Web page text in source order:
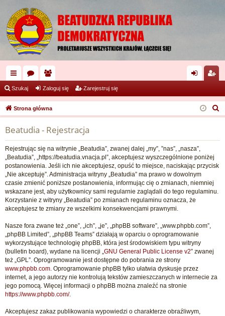
ię
ce
j
…
or
a
ży
tk
o
w
ni
cy
og
uj
ę
ej
es
si
Szukaj Zaloguj się Zarejestruj się
Strona główna
z
Beatudia - Rejestracja
Rejestrując się na witrynie „Beatudia”, zwanej dalej „my”, ”nas”, „nasza”,
„Beatudia”, „https://beatudia.vnacja.pl”, akceptujesz wyszczególnione poniżej
postanowienia. Jeśli ich nie akceptujesz, opuść to miejsce, naciskając przycisk
„Nie akceptuję”. Administracja witryny „Beatudia” ma prawo w dowolnym
czasie zmienić poniższe postanowienia, informując cię o zmianach, niemniej
wskazane jest, aby użytkownicy sami regularnie zaglądali do tego regulaminu.
Korzystanie z witryny „Beatudia” po zmianach regulaminu oznacza, że
akceptujesz te zmiany ze wszelkimi konsekwencjami prawnymi.
Nasze fora zwane też „one”, „ich”, „je”, „phpBB software”, „www.phpbb.com”,
„phpBB Limited”, „phpBB Teams” działają w oparciu o oprogramowanie
wykorzystujące technologię phpBB, która jest środowiskiem typu witryny
(bulletin board), wydane na licencji „GNU General Public License v2” zwanej
też „GPL”. Oprogramowanie jest dostępne do pobrania ze strony
www.phpbb.com. Oprogramowanie phpBB tylko ułatwia dyskusje przez
internet, a jego autorzy nie kontrolują tekstów zamieszczanych w internecie za
jego pomocą. Więcej informacji o phpBB można znaleźć na stronie
https://www.phpbb.com/.
Akceptujesz zakaz publikowania wypowiedzi o charakterze obraźliwym,